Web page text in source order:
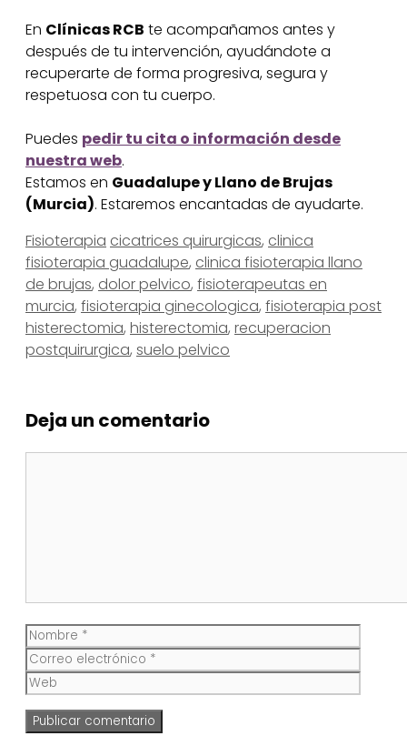
En Clínicas RCB te acompañamos antes y
después de tu intervención, ayudándote a
recuperarte de forma progresiva, segura y
respetuosa con tu cuerpo.
Puedes pedir tu cita o información desde
nuestra web.
Estamos en Guadalupe y Llano de Brujas
(Murcia). Estaremos encantadas de ayudarte.
Categorías
Fisioterapia Etiquetas
cicatrices quirurgicas, clinica
fisioterapia guadalupe, clinica fisioterapia llano
de brujas, dolor pelvico, fisioterapeutas en
murcia, fisioterapia ginecologica, fisioterapia post
histerectomia, histerectomia, recuperacion
postquirurgica, suelo pelvico
Deja un comentario
Nombre